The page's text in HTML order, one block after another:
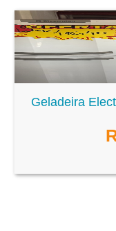
Geladeira